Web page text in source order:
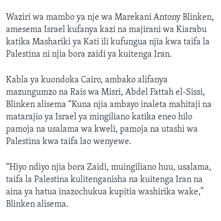
Waziri wa mambo ya nje wa Marekani Antony Blinken,
amesema Israel kufanya kazi na majirani wa Kiarabu
katika Mashariki ya Kati ili kufungua njia kwa taifa la
Palestina ni njia bora zaidi ya kuitenga Iran.
Kabla ya kuondoka Cairo, ambako alifanya
mazungumzo na Rais wa Misri, Abdel Fattah el-Sissi,
Blinken alisema “Kuna njia ambayo inaleta mahitaji na
matarajio ya Israel ya mingiliano katika eneo hilo
pamoja na usalama wa kweli, pamoja na utashi wa
Palestina kwa taifa lao wenyewe.
“Hiyo ndiyo njia bora Zaidi, muingiliano huu, usalama,
taifa la Palestina kulitenganisha na kuitenga Iran na
aina ya hatua inazochukua kupitia washirika wake,”
Blinken alisema.